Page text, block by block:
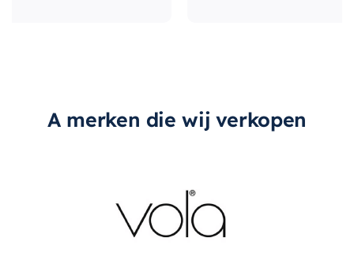
A merken die wij verkopen